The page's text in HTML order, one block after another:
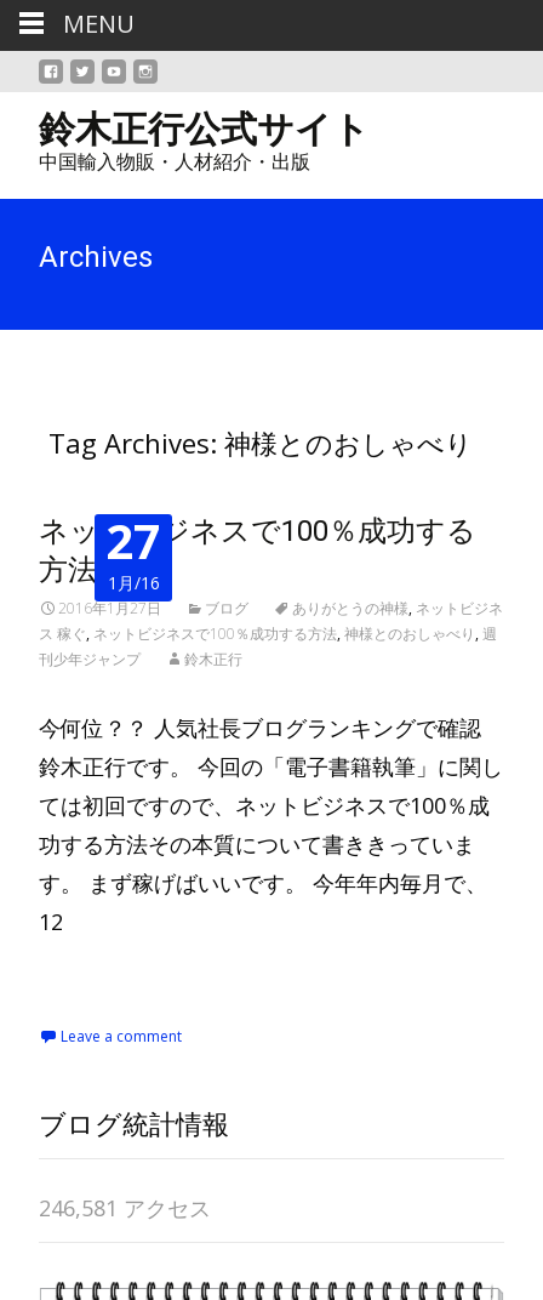
鈴木正行公式サイト
中国輸入物販・人材紹介・出版
Archives
Tag Archives: 神様とのおしゃべり
27
1月/16
ネットビジネスで100％成功する
方法
2016年1月27日 ブログ ありがとうの神様, ネットビジネ
ス 稼ぐ, ネットビジネスで100％成功する方法,神様とのおしゃべり , 週
刊少年ジャンプ
鈴木正行
今何位？？ 人気社長ブログランキングで確認
鈴木正行です。 今回の「電子書籍執筆」に関し
ては初回ですので、ネットビジネスで100％成
功する方法その本質について書ききっていま
す。 まず稼げばいいです。 今年年内毎月で、
12
Leave a comment
ブログ統計情報
246,581 アクセス
MENU